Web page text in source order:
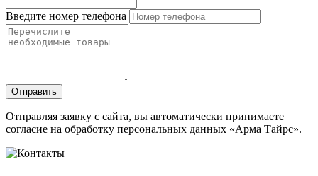
Введите номер телефона
Отправить
Отправляя заявку с сайта, вы автоматически принимаете
согласие на обработку персональных данных «Арма Тайрс».